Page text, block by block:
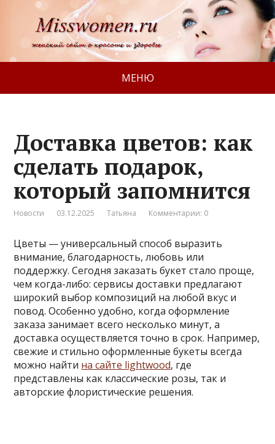
МЕНЮ
Доставка цветов: как
сделать подарок,
который запомнится
Новости 03.12.2025 Татьяна Комментарии: 0
Цветы — универсальный способ выразить
внимание, благодарность, любовь или
поддержку. Сегодня заказать букет стало проще,
чем когда-либо: сервисы доставки предлагают
широкий выбор композиций на любой вкус и
повод. Особенно удобно, когда оформление
заказа занимает всего несколько минут, а
доставка осуществляется точно в срок. Например,
свежие и стильно оформленные букеты всегда
можно найти на сайте lightwood, где
представлены как классические розы, так и
авторские флористические решения.